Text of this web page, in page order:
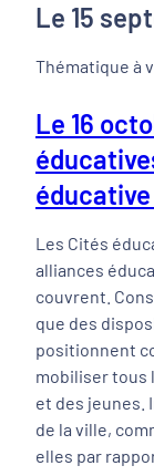
Le 15
Thématique à
Le 16
Les Cités
alliances
couvrent.
que des
positionnent
mobiliser tous
et des jeunes.
de la ville,
elles par